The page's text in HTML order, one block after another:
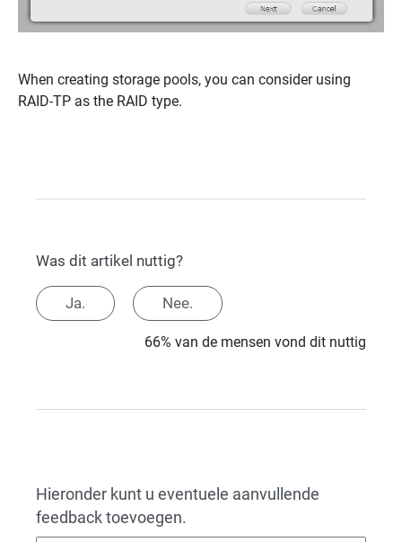
When creating storage pools, you can consider using
RAID-TP as the RAID type.
Was dit artikel nuttig?
Ja. Nee.
66% van de mensen vond dit nuttig
Hieronder kunt u eventuele aanvullende
feedback toevoegen.